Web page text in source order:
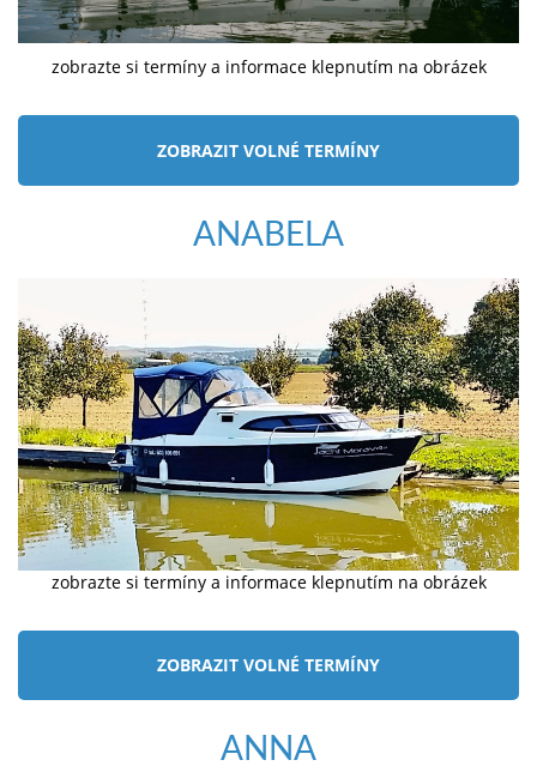
zobrazte si termíny a informace klepnutím na obrázek
ZOBRAZIT VOLNÉ TERMÍNY
ANABELA
zobrazte si termíny a informace klepnutím na obrázek
ZOBRAZIT VOLNÉ TERMÍNY
ANNA